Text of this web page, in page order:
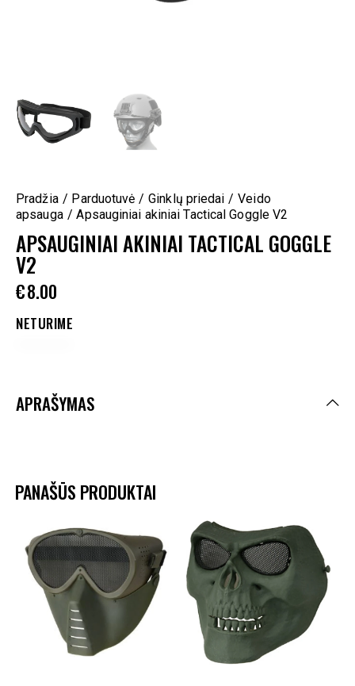
Pradžia Parduotuvė Ginklų priedai
Veido
apsauga
Apsauginiai akiniai Tactical Goggle V2
APSAUGINIAI AKINIAI TACTICAL GOGGLE
V2
€8.00
NETURIME
APRAŠYMAS
PANAŠŪS PRODUKTAI